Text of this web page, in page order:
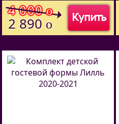
(Код:)
Купить
4 000o
2 890 o